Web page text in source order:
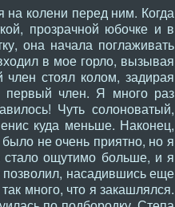
колени перед ним. Когда
прозрачной юбочке и в
она начала поглаживать
в мое горло, вызывая
стоял колом, задирая
первый член. Я много раз
Чуть солоноватый,
куда меньше. Наконец,
не очень приятно, но я
стало ощутимо больше, и я
позволил, насадившись еще
много, что я закашлялся.